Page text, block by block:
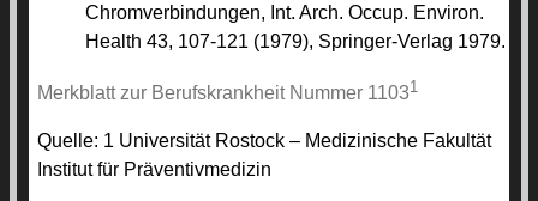
Chromverbindungen, Int. Arch. Occup. Environ.
Health 43, 107-121 (1979), Springer-Verlag 1979.
Merkblatt zur Berufskrankheit Nummer 11031
Quelle: 1 Universität Rostock – Medizinische Fakultät
Institut für Präventivmedizin